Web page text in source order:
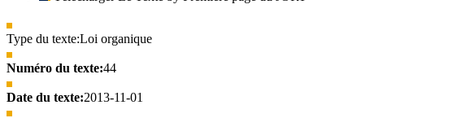
Type du texte:Loi organique
Numéro du texte:44
Date du texte:2013-11-01